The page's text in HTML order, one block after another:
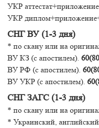
УКР
УКР
СНГ ВУ (1-3 дня)
* по скану или на
ВУ КЗ (с апостилем).
ВУ РФ (с апостилем).
ВУ УКР (с апостилем).
СНГ ЗАГС (1-3 дня)
* по скану или на
* Украинский,